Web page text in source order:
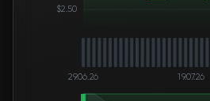
$2.50
29.06.26 19.07.26